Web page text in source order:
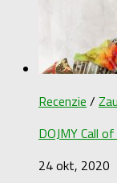
Recenzie /
DOJMY Call
24 okt, 2020